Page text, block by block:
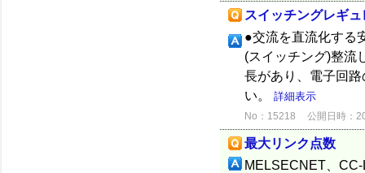
スイッチングレギ
●交流を直流化する
(スイッチング)整流
長があり、電子回
い。 詳細表示
No：15218 公開日時：
最大リンク点数
MELSECNET、